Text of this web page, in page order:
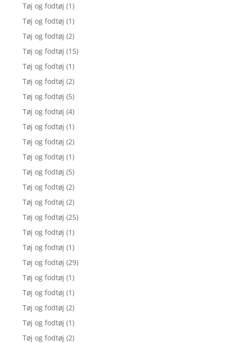
Tøj og fodtøj (1)
Tøj og fodtøj (1)
Tøj og fodtøj (2)
Tøj og fodtøj (15)
Tøj og fodtøj (1)
Tøj og fodtøj (2)
Tøj og fodtøj (5)
Tøj og fodtøj (4)
Tøj og fodtøj (1)
Tøj og fodtøj (2)
Tøj og fodtøj (1)
Tøj og fodtøj (5)
Tøj og fodtøj (2)
Tøj og fodtøj (2)
Tøj og fodtøj (25)
Tøj og fodtøj (1)
Tøj og fodtøj (1)
Tøj og fodtøj (29)
Tøj og fodtøj (1)
Tøj og fodtøj (1)
Tøj og fodtøj (2)
Tøj og fodtøj (1)
Tøj og fodtøj (2)